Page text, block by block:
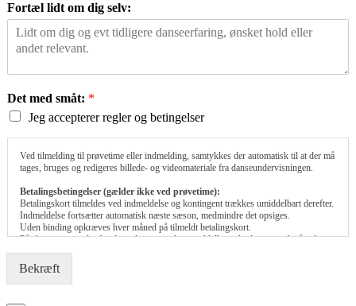
Fortæl lidt om dig selv:
Det med småt: *
Jeg accepterer regler og betingelser
Ved tilmelding til prøvetime eller indmelding, samtykkes der automatisk til at der må
tages, bruges og redigeres billede- og videomateriale fra danseundervisningen.
Betalingsbetingelser (gælder ikke ved prøvetime):
Betalingskort tilmeldes ved indmeldelse og kontingent trækkes umiddelbart derefter.
Indmeldelse fortsætter automatisk næste sæson, medmindre det opsiges.
Uden binding opkræves hver måned på tilmeldt betalingskort.
På abonnement uden binding sker opsigelse umiddelbart til udgangen af måneden.
Der gives ikke penge retur for ubrugte lektioner i fm. opsigelse.
Bekræft